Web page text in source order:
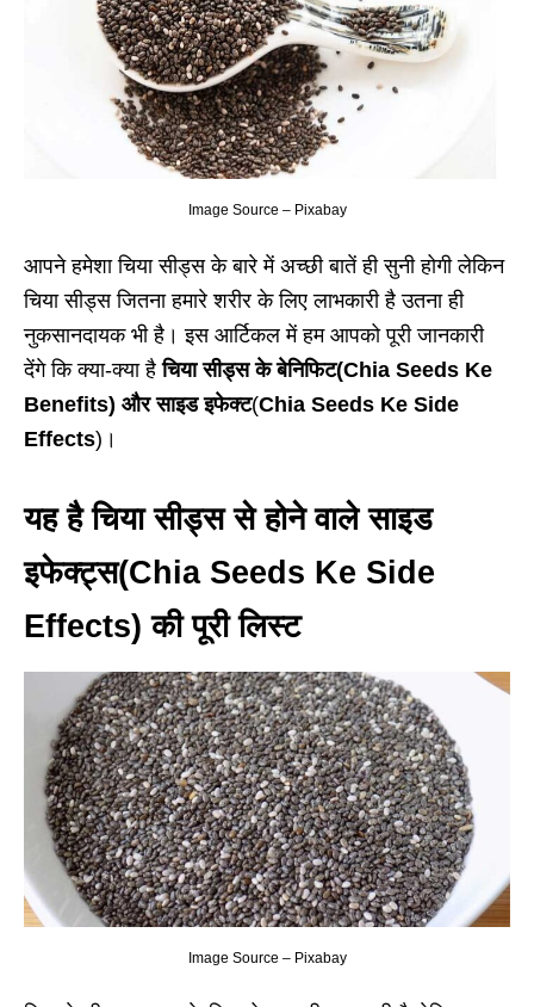
Image Source – Pixabay
आपने हमेशा चिया सीड्स के बारे में अच्छी बातें ही सुनी होगी लेकिन
चिया सीड्स जितना हमारे शरीर के लिए लाभकारी है उतना ही
नुकसानदायक भी है। इस आर्टिकल में हम आपको पूरी जानकारी
देंगे कि क्या-क्या हैचिया सीड्स के बेनिफिट(Chia Seeds Ke
Benefits) और साइड इफेक्ट(Chia Seeds Ke Side
Effects)।
यह हैचिया सीड्स से होने वाले साइड
इफेक्ट्स(Chia Seeds Ke Side
Effects) की पूरी लिस्ट
Image Source – Pixabay